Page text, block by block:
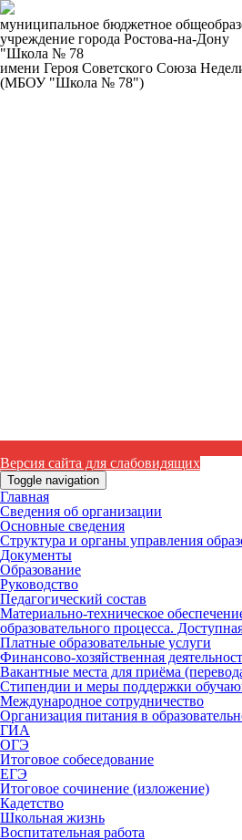
муниципальное бюджетное
учреждение города Ростова-на-Дону
"Школа № 78
имени Героя Советского Союза
(МБОУ "Школа № 78")
Версия сайта для слабовидящих
Toggle navigation
Главная
Сведения об организации
Основные сведения
Структура и органы управления
Документы
Образование
Руководство
Педагогический состав
Материально-техническое
образовательного процесса.
Платные образовательные услуги
Финансово-хозяйственная
Вакантные места для приёма
Стипендии и меры поддержки
Международное сотрудничество
Организация питания в
ГИА
ОГЭ
Итоговое собеседование
ЕГЭ
Итоговое сочинение (изложение)
Кадетство
Школьная жизнь
Воспитательная работа